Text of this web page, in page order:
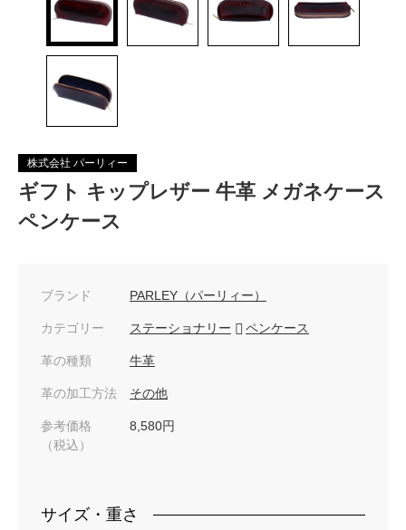
株式会社 パーリィー
ギフト キップレザー 牛革 メガネケース
ペンケース
ブランド PARLEY（パーリィー）
カテゴリー ステーショナリー ペンケース
革の種類 牛革
革の加工方法 その他
参考価格
（税込）
8,580円
サイズ・重さ